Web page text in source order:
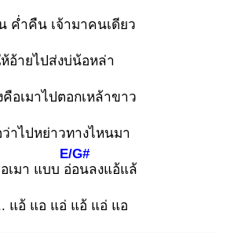
ค่ำคืน เจ้ามาคนเดียว
อ้ายไปส่งบ่น้อหล่า
คือเมาไปตอกเหล้าขาว
ว่าไปหย่าวทางไหนมา
เมา แบบ อ่อ
E/G#
นลงแอ้แล้
. แอ้ แอ แอ่ แอ้ แอ่ แอ